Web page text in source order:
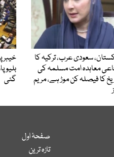
سعودی عرب، ترکیہ کا
معاہدہ امت مسلمہ کی
کا فیصلہ کن موڑ ہے، مریم
بلیو
گئی
صفحۂ اول
تازہ ترین